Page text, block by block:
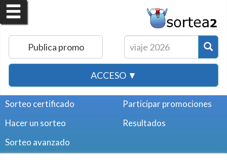
Publica promo
ACCESO ▼
Sorteo certificado
Hacer un sorteo
Sorteo avanzado
Participar promociones
Resultados